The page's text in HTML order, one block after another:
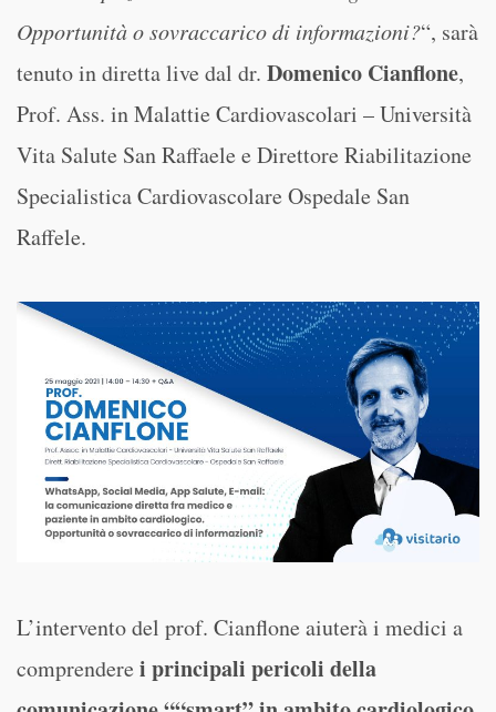
Opportunità o sovraccarico di informazioni?“, sarà
tenuto in diretta live dal dr. Domenico Cianflone,
Prof. Ass. in Malattie Cardiovascolari – Università
Vita Salute San Raffaele e Direttore Riabilitazione
Specialistica Cardiovascolare Ospedale San
Raffele.
L’intervento del prof. Cianflone aiuterà i medici a
comprendere i principali pericoli della